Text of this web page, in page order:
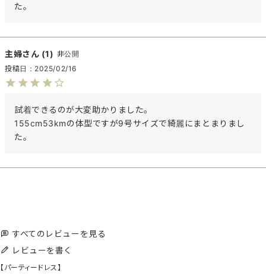
た。
主婦 1
非公開
投稿日
2025/02/16
試着できるのが大変助かりました。
155cm53kmの体型ですが9号サイズで綺麗にまとまりまし
た。
すべてのレビューを見る
レビューを書く
【パーティードレス】